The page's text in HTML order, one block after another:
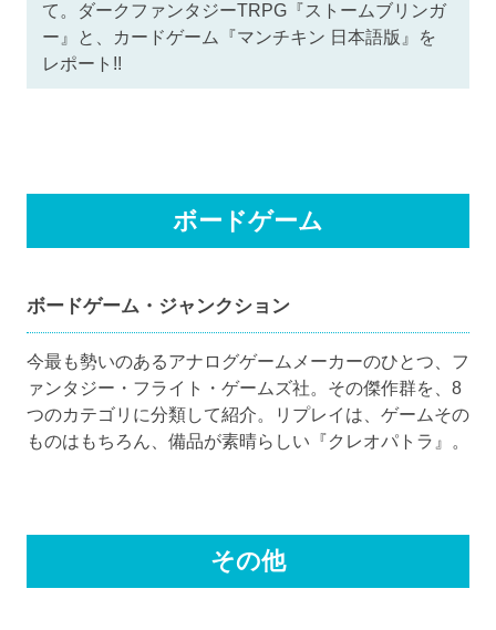
て。ダークファンタジーTRPG『ストームブリンガ
ー』と、カードゲーム『マンチキン 日本語版』を
レポート!!
ボードゲーム
ボードゲーム・ジャンクション
今最も勢いのあるアナログゲームメーカーのひとつ、フ
ァンタジー・フライト・ゲームズ社。その傑作群を、8
つのカテゴリに分類して紹介。リプレイは、ゲームその
ものはもちろん、備品が素晴らしい『クレオパトラ』。
その他